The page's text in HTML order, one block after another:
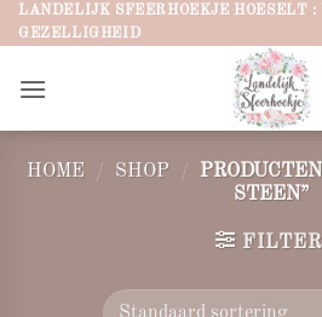
Ga
naar
LANDELIJK SFEERHOEKJE HOESELT
GEZELLIGHEID
HOME / SHOP /
STEEN”
FILTER